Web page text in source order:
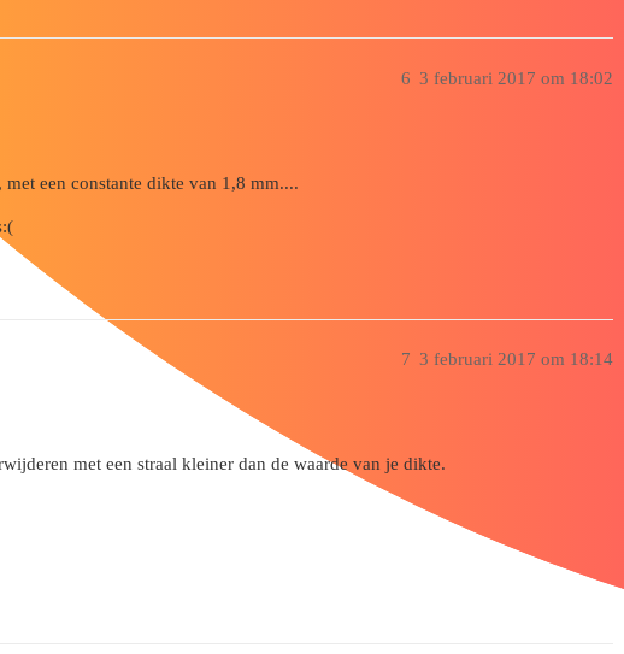
3 februari 2017 om 18:02
6
een constante dikte van 1,8 mm....
3 februari 2017 om 18:14
7
met een straal kleiner dan de waarde van je dikte.